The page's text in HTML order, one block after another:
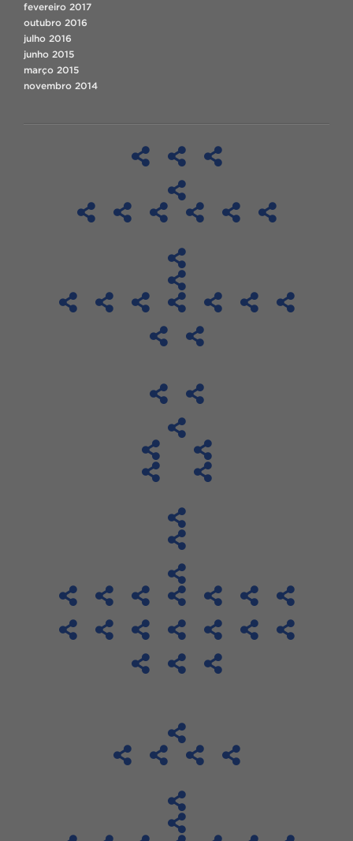
fevereiro 2017
outubro 2016
julho 2016
junho 2015
março 2015
novembro 2014